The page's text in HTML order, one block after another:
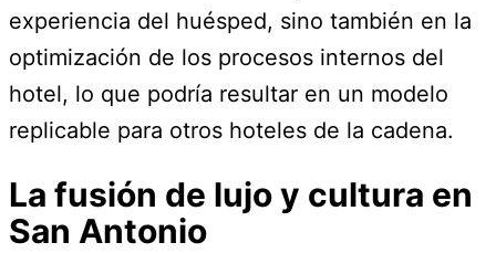
experiencia del huésped, sino también en la
optimización de los procesos internos del
hotel, lo que podría resultar en un modelo
replicable para otros hoteles de la cadena.
La fusión de lujo y cultura en
San Antonio